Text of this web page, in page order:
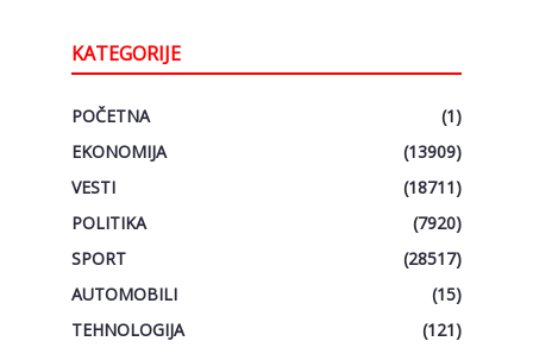
KATEGORIJE
POČETNA
(1)
EKONOMIJA
(13909)
VESTI
(18711)
POLITIKA
(7920)
SPORT
(28517)
AUTOMOBILI
(15)
TEHNOLOGIJA
(121)